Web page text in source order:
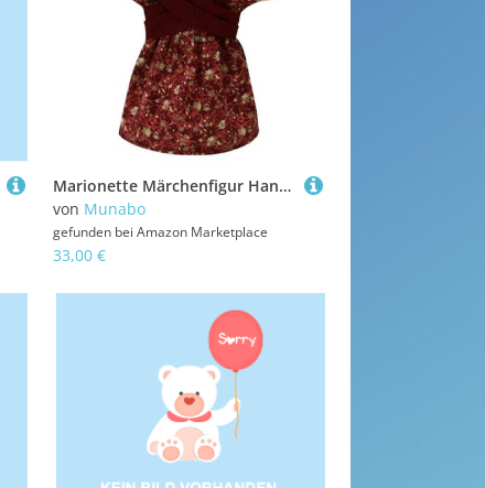
Marionette Märchenfigur Handpuppe Hexe 28 cm, Mehrfarbig, für Kasperletheater
von Munabo
gefunden bei Amazon Marketplace
33,00 €